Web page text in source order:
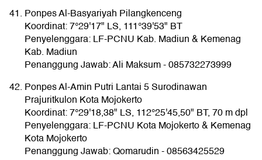
Ponpes Al-Basyariyah Pilangkenceng
Koordinat: 7°29'17" LS, 111°39'53" BT
Penyelenggara: LF-PCNU Kab. Madiun & Kemenag
Kab. Madiun
Penanggung Jawab: Ali Maksum - 085732273999
Ponpes Al-Amin Putri Lantai 5 Surodinawan
Prajuritkulon Kota Mojokerto
Koordinat: 7°29'18,38" LS, 112°25'45,50" BT, 70 m dpl
Penyelenggara: LF-PCNU Kota Mojokerto & Kemenag
Kota Mojokerto
Penanggung Jawab: Qomarudin - 08563425529